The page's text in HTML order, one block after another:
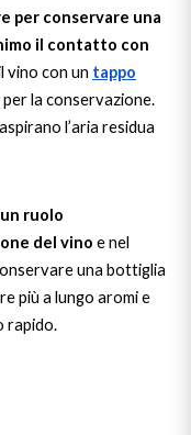
per conservare una
il contatto con
vino con un tappo
la conservazione.
l’aria residua
ruolo
del vino e nel
una bottiglia
più a lungo aromi e
rapido.